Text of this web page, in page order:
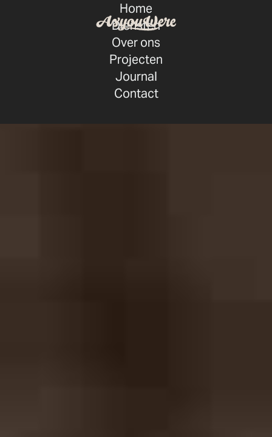
Home
Diensten
Over ons
Projecten
Journal
Contact